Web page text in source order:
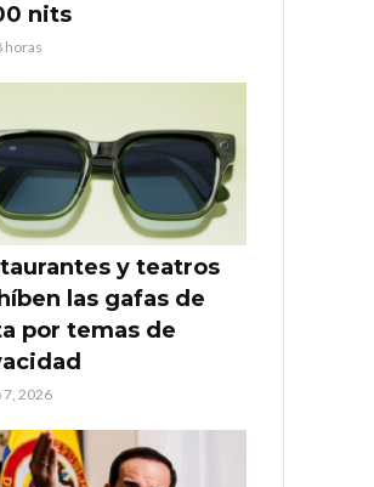
nits
horas
y teatros
las gafas de
por temas de
7, 2026